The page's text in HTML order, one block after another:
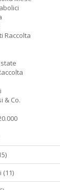
Raccolta
& Co.
(11)